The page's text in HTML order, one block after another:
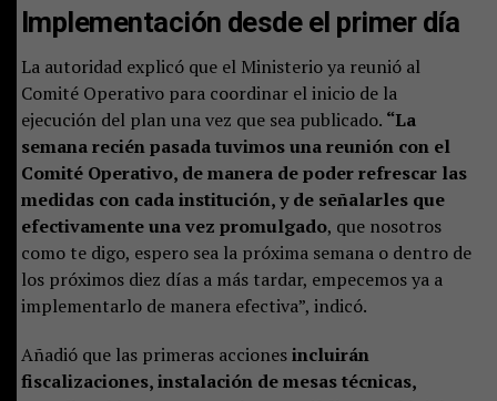
Implementación desde el primer día
La autoridad explicó que el Ministerio ya reunió al
Comité Operativo para coordinar el inicio de la
ejecución del plan una vez que sea publicado. “La
semana recién pasada tuvimos una reunión con el
Comité Operativo, de manera de poder refrescar las
medidas con cada institución, y de señalarles que
efectivamente una vez promulgado, que nosotros
como te digo, espero sea la próxima semana o dentro de
los próximos diez días a más tardar, empecemos ya a
implementarlo de manera efectiva”, indicó.
Añadió que las primeras accionesincluirán
fiscalizaciones, instalación de mesas técnicas,